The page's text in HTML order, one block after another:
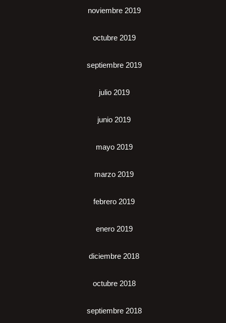
noviembre 2019
octubre 2019
septiembre 2019
julio 2019
junio 2019
mayo 2019
marzo 2019
febrero 2019
enero 2019
diciembre 2018
octubre 2018
septiembre 2018